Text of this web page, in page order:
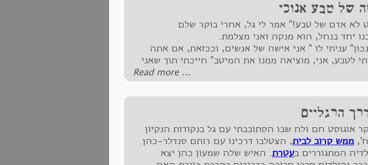
של טבע אנוכי
לא אדם של טבע!" אמר לי גל, אחרי בוקר שלם
יחד בנחל, הוא מנקה ואני מצלמת.
עניתי לו " אני אישה של אנשים, וככזאת, אם אתה
לטבע, אני, מוציאה ממנו את המיטב" חייכתי תוך שאני
‪Read more ...‬
הרגליים
אוגוסט חם ולח שבו הסתובבתי עם גל בנקודות הנקיון
ממש קרוב לבית, הצטלבו דרכינו עם רותם סנדלר-כהן
המתגוררים בעטרת. האיש שלה שמעון כהן יצא